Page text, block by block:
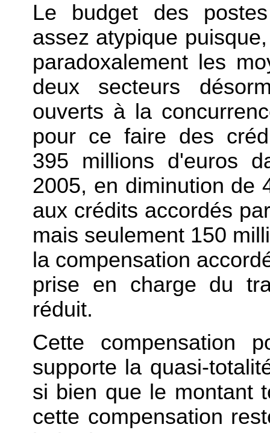
Le budget des
assez atypique
paradoxalement les
deux secteurs
ouverts à la
pour ce faire des
395 millions d'euros
2005, en diminution de
aux crédits accordés
mais seulement 150
la compensation
prise en charge du
réduit.
Cette compensation
supporte la quasi-
si bien que le montant
cette compensation